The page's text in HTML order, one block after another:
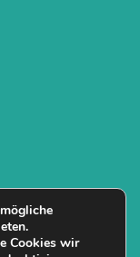
Cookies wir